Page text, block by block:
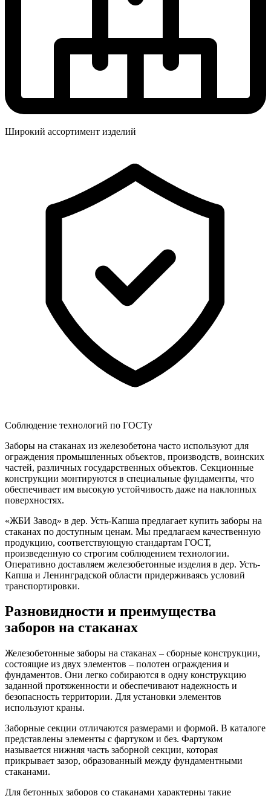
Широкий ассортимент изделий
Соблюдение технологий по ГОСТу
Заборы на стаканах из железобетона часто используют для
ограждения промышленных объектов, производств, воинских
частей, различных государственных объектов. Секционные
конструкции монтируются в специальные фундаменты, что
обеспечивает им высокую устойчивость даже на наклонных
поверхностях.
«ЖБИ Завод» в дер. Усть-Капша предлагает купить заборы на
стаканах по доступным ценам. Мы предлагаем качественную
продукцию, соответствующую стандартам ГОСТ,
произведенную со строгим соблюдением технологии.
Оперативно доставляем железобетонные изделия в дер. Усть-
Капша и Ленинградской области придерживаясь условий
транспортировки.
Разновидности и преимущества
заборов на стаканах
Железобетонные заборы на стаканах – сборные конструкции,
состоящие из двух элементов – полотен ограждения и
фундаментов. Они легко собираются в одну конструкцию
заданной протяженности и обеспечивают надежность и
безопасность территории. Для установки элементов
используют краны.
Заборные секции отличаются размерами и формой. В каталоге
представлены элементы с фартуком и без. Фартуком
называется нижняя часть заборной секции, которая
прикрывает зазор, образованный между фундаментными
стаканами.
Для бетонных заборов со стаканами характерны такие